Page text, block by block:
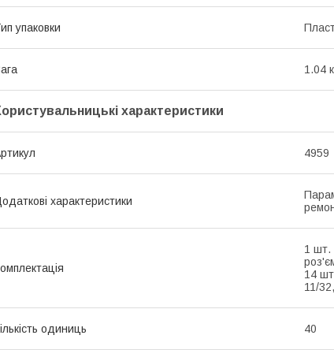
упаковки
1.04
характеристики
4959
характеристики
1 шт.
14
11/
одиниць 40